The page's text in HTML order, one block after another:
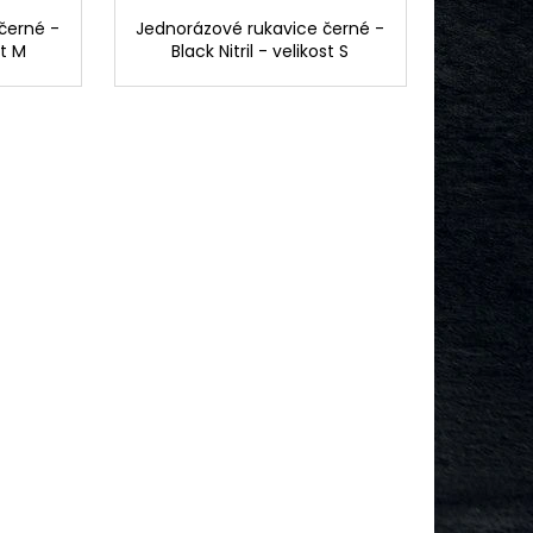
-
M
Jednorázové rukavice černé -
Black Nitril - velikost S